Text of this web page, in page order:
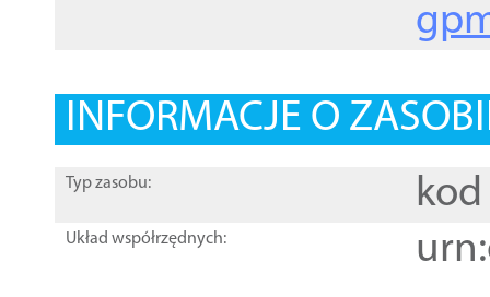
INFORMACJE O
Typ zasobu: kod
Układ współrzędnych: